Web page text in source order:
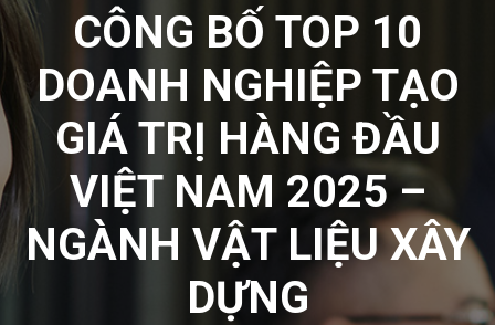
CÔNG BỐ TOP 10
DOANH NGHIỆP TẠO
GIÁ TRỊ HÀNG ĐẦU
VIỆT NAM 2025 –
NGÀNH VẬT LIỆU XÂY
DỰNG